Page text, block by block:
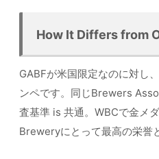
How It Differs from
GABFが米国限定なのに対し
ンペです。同じBrewers
査基準 is 共通。WBCで金メ
Breweryにとって最高の栄誉